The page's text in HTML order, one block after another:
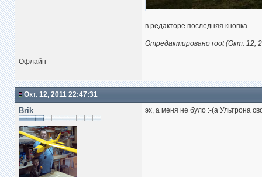
в редакторе последняя кнопка
Отредактировано root (Окт. 12,
Офлайн
Окт. 12, 2011 22:47:31
Brik эх, а меня не було :-(а Ультрона